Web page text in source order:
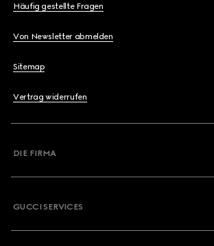
Häufig gestellte Fragen
Von Newsletter abmelden
Sitemap
Vertrag widerrufen
DIE FIRMA
GUCCI SERVICES